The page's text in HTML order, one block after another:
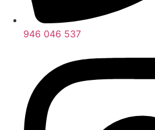
946 046 537